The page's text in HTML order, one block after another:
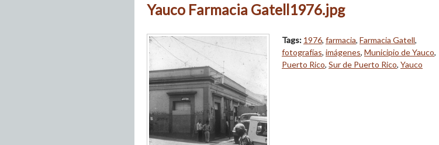
Yauco Farmacia Gatell1976.jpg
Tags: 1976, farmacia, Farmacia Gatell,
fotografías, imágenes, Municipio de Yauco,
Puerto Rico, Sur de Puerto Rico, Yauco